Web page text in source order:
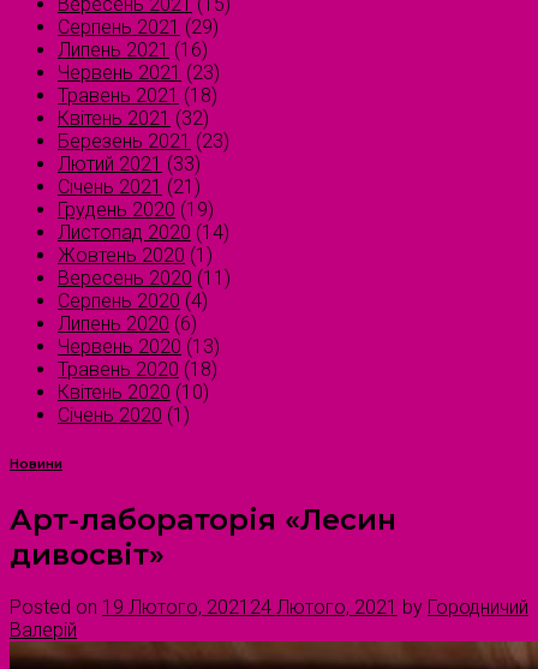
Серпень 2021 (29)
Липень 2021 (16)
Червень 2021 (23)
Травень 2021 (18)
Квітень 2021 (32)
Березень 2021 (23)
Лютий 2021 (33)
Січень 2021 (21)
Грудень 2020 (19)
Листопад 2020 (14)
Жовтень 2020 (1)
Вересень 2020 (11)
Серпень 2020 (4)
Липень 2020 (6)
Червень 2020 (13)
Травень 2020 (18)
Квітень 2020 (10)
Січень 2020 (1)
Новини
Арт-лабораторія «Лесин
дивосвіт»
Posted on 19 Лютого, 2021 24 Лютого, 2021 by Городничий
Валерій